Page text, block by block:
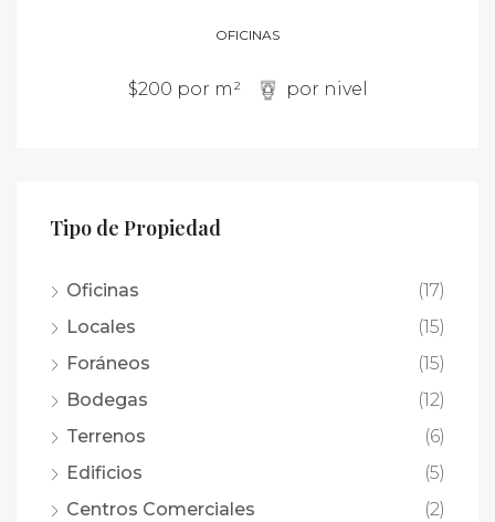
OFICINAS
$200 por m² por nivel
Tipo de Propiedad
Oficinas
(17)
Locales
(15)
Foráneos
(15)
Bodegas
(12)
Terrenos
(6)
Edificios
(5)
Centros Comerciales
(2)